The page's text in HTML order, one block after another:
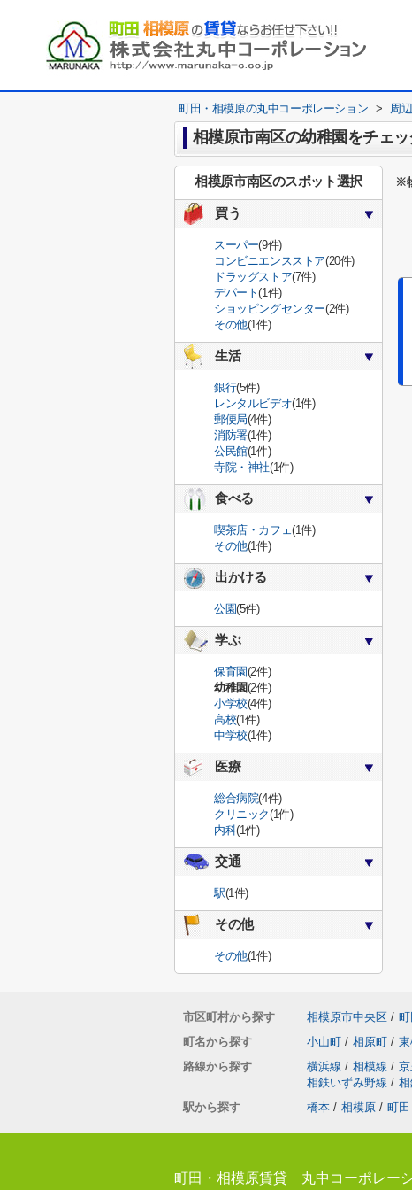
町田・相模原の丸中コーポレーション > 周
相模原市南区の幼稚園をチェッ
※
相模原市南区のスポット選択
買う
スーパー(9件)
コンビニエンスストア(20件)
ドラッグストア(7件)
デパート(1件)
ショッピングセンター(2件)
その他(1件)
生活
銀行(5件)
レンタルビデオ(1件)
郵便局(4件)
消防署(1件)
公民館(1件)
寺院・神社(1件)
食べる
喫茶店・カフェ(1件)
その他(1件)
出かける
公園(5件)
学ぶ
保育園(2件)
幼稚園(2件)
小学校(4件)
高校(1件)
中学校(1件)
医療
総合病院(4件)
クリニック(1件)
内科(1件)
交通
駅(1件)
その他
その他(1件)
市区町村から探す 相模原市中央区 /
町名から探す
小山町 / 相原町 /
路線から探す
横浜線 / 相模線 /
相鉄いずみ野線 /
駅から探す
橋本 / 相模原 / 町田
町田・相模原賃貸 丸中コーポレー